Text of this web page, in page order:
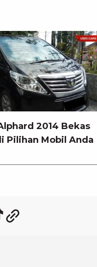
2014 Bekas
Pilihan Mobil Anda